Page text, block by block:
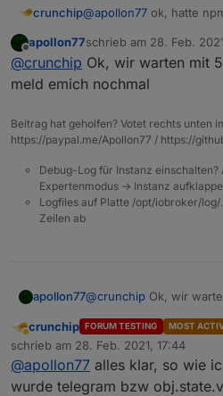
crunchip@apollon77 ok, hatte
apollon77schrieb am 28. Feb.
zuletzt editiert von
@crunchip Ok, wir warten mit
meld emich nochmal
Beitrag hat geholfen? Votet rechts unten
https://paypal.me/Apollon77 / https://
Debug-Log für Instanz einschalten?
Expertenmodus -> Instanz
Logfiles auf Platte /opt/iobroker/
Zeilen ab
apollon77@crunchip Ok, wir
Abwesend
crunchip FORUM TESTING MOST
schrieb am 28. Feb. 2021, 17:44
zuletzt editiert von
@apollon77 alles klar, so wie
wurde telegram bzw